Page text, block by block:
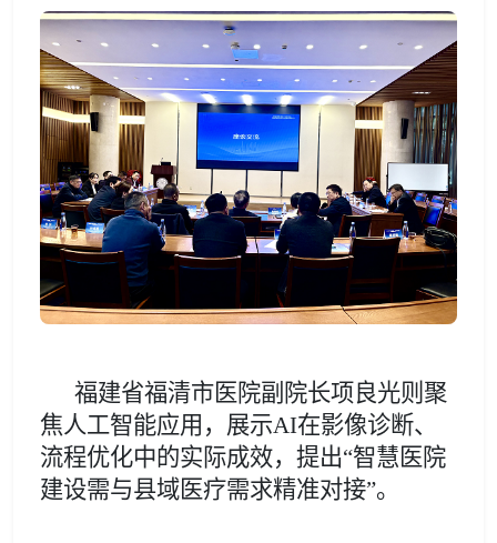
福建省福清市医院副院长项良光则聚
焦人工智能应用，展示AI在影像诊断、
流程优化中的实际成效，提出“智慧医院
建设需与县域医疗需求精准对接”。